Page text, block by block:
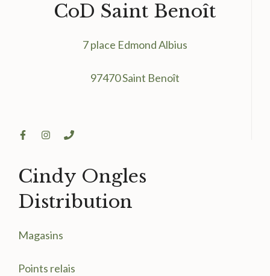
CoD Saint Benoît
7 place Edmond Albius
97470 Saint Benoît
Cindy Ongles
Distribution
Magasins
Points relais